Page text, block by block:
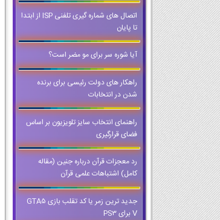
اتصال های شماره گیری تلفنی ISP از ابتدا
تا پایان
آیا شوره سر برای مو مضر است؟
راهکار های دولت رئیسی برای برنده
شدن در انتخابات
راهنمای انتخاب سایز تلویزیون بر اساس
فضای قرارگیری
رد معجزات قرآن درباره جنین (مقاله
کامل) اشتباهات علمی قرآن
جدید ترین زمر یا کد تقلب بازی GTA5
V برای PS3